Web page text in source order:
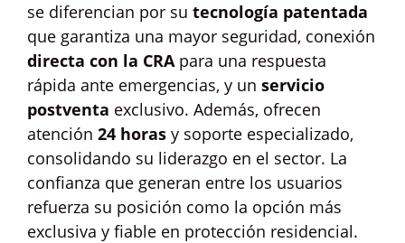
se diferencian por su tecnología patentada
que garantiza una mayor seguridad, conexión
directa con la CRApara una respuesta
rápida ante emergencias, y un servicio
postventa exclusivo. Además, ofrecen
atención 24 horas y soporte especializado,
consolidando su liderazgo en el sector. La
confianza que generan entre los usuarios
refuerza su posición como la opción más
exclusiva y fiable en protección residencial.